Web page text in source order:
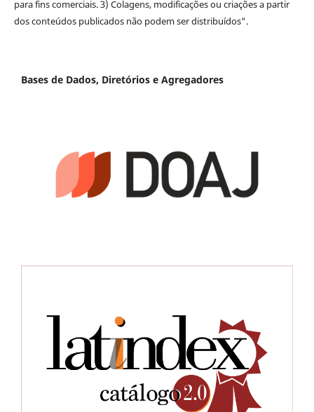
para fins comerciais. 3) Colagens, modificações ou criações a partir
dos conteúdos publicados não podem ser distribuídos".
Bases de Dados, Diretórios e Agregadores